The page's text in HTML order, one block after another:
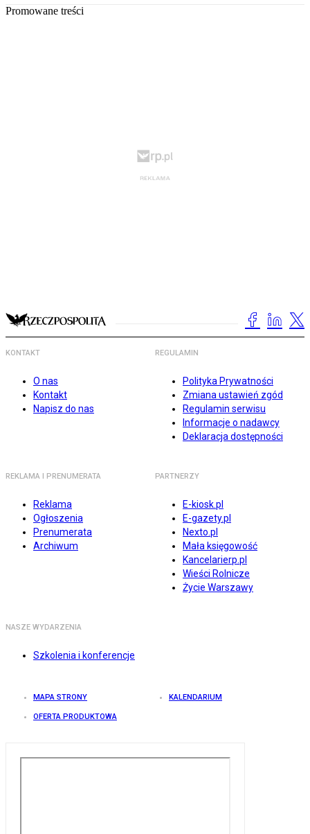
Promowane treści
KONTAKT
O nas
Kontakt
Napisz do nas
REGULAMIN
Polityka Prywatności
Zmiana ustawień zgód
Regulamin serwisu
Informacje o nadawcy
Deklaracja dostępności
REKLAMA I PRENUMERATA
Reklama
Ogłoszenia
Prenumerata
Archiwum
PARTNERZY
E-kiosk.pl
E-gazety.pl
Nexto.pl
Mała księgowość
Kancelarierp.pl
Wieści Rolnicze
Życie Warszawy
NASZE WYDARZENIA
Szkolenia i konferencje
MAPA STRONY KALENDARIUM
OFERTA PRODUKTOWA